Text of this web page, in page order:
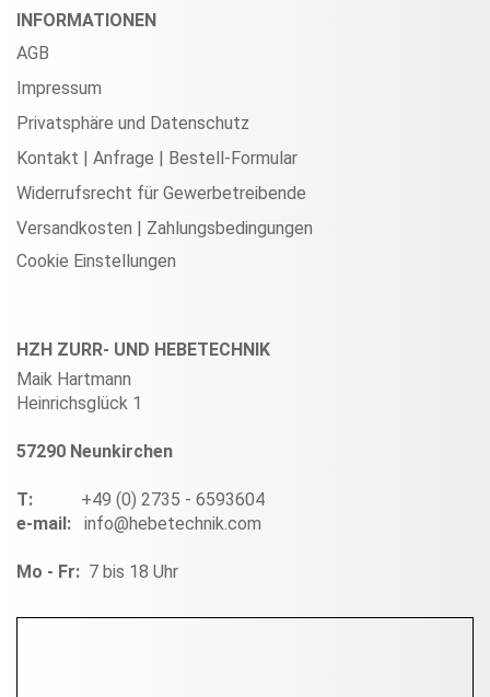
INFORMATIONEN
AGB
Impressum
Privatsphäre und Datenschutz
Kontakt | Anfrage | Bestell-Formular
Widerrufsrecht für Gewerbetreibende
Versandkosten | Zahlungsbedingungen
Cookie Einstellungen
HZH ZURR- UND HEBETECHNIK
Maik Hartmann
Heinrichsglück 1
57290 Neunkirchen
T: +49 (0) 2735 - 6593604
e-mail: info@hebetechnik.com
Mo - Fr: 7 bis 18 Uhr